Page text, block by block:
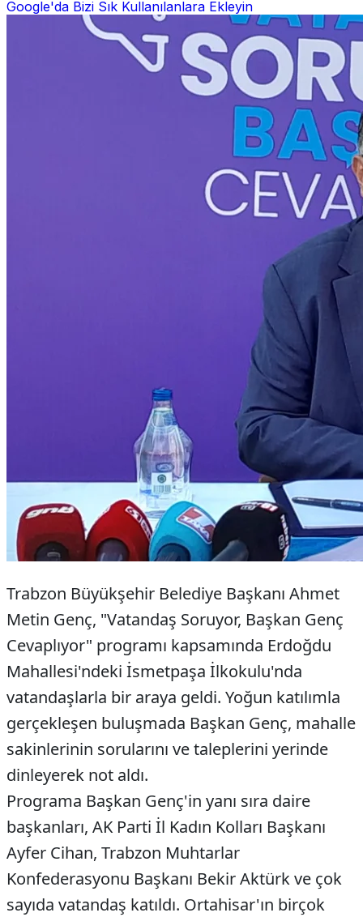
Google'da Bizi Sık Kullanılanlara Ekleyin
Trabzon Büyükşehir Belediye Başkanı Ahmet
Metin Genç, "Vatandaş Soruyor, Başkan Genç
Cevaplıyor" programı kapsamında Erdoğdu
Mahallesi'ndeki İsmetpaşa İlkokulu'nda
vatandaşlarla bir araya geldi. Yoğun katılımla
gerçekleşen buluşmada Başkan Genç, mahalle
sakinlerinin sorularını ve taleplerini yerinde
dinleyerek not aldı.
​Programa Başkan Genç'in yanı sıra daire
başkanları, AK Parti İl Kadın Kolları Başkanı
Ayfer Cihan, Trabzon Muhtarlar
Konfederasyonu Başkanı Bekir Aktürk ve çok
sayıda vatandaş katıldı. Ortahisar'ın birçok